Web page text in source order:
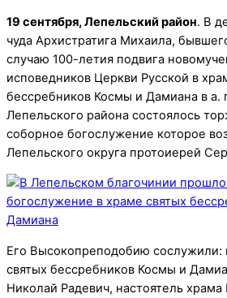
19 сентября, Лепельский район. В
чуда Архистратига Михаила,
случаю 100-летия подвига
исповедников Церкви Русской в
бессребников Космы и Дамиана в а.
Лепельского района состоялось
соборное богослужение которое
Лепельского округа протоиерей
Его Высокопреподобию сослужили:
святых бессребников Космы и
Николай Радевич, настоятель